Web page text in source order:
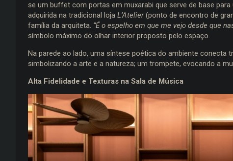
se um buffet com portas em muxarabi que serve de base para
adquirida na tradicional loja L’Atelier(ponto de encontro de
família da arquiteta. “É o espelho em que me vejo desde que
símbolo máximo do olhar interior proposto pelo espaço.
Na parede ao lado, uma síntese poética do ambiente conecta
simbolizando a arte e a natureza; um trompete, evocando a
Alta Fidelidade e Texturas na Sala de Música